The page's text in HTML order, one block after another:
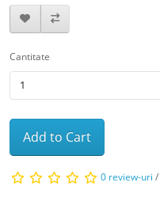
Cantitate
Add to Cart
0 review-uri /